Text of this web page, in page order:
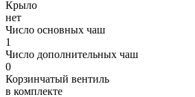
Крыло
нет
Число основных чаш
1
Число дополнительных чаш
0
Корзинчатый вентиль
в комплекте